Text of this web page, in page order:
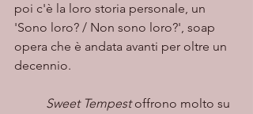
poi c'è la loro storia personale, un
'Sono loro? / Non sono loro?', soap
opera che è andata avanti per oltre un
decennio.
Sweet Tempest offrono molto su